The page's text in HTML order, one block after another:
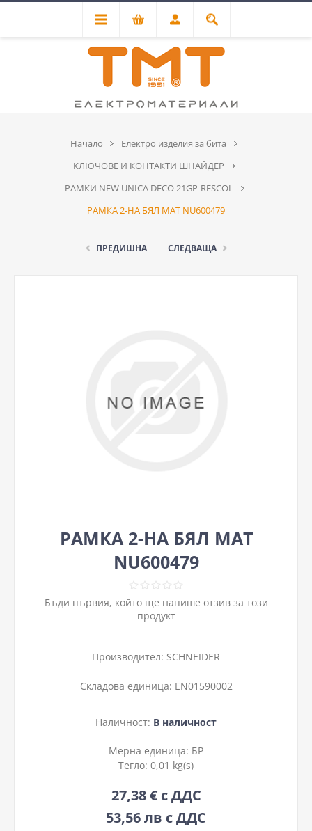
Начало
Електро изделия за бита
КЛЮЧОВЕ И КОНТАКТИ ШНАЙДЕР
РАМКИ NEW UNICA DECO 21GP-RESCOL
РАМКА 2-НА БЯЛ МАТ NU600479
ПРЕДИШНА СЛЕДВАЩА
РАМКА 2-НА БЯЛ МАТ
NU600479
Бъди първия, който ще напише отзив за този
продукт
Производител: SCHNEIDER
Складова единица: EN01590002
Наличност: В наличност
Мерна единица: БР
Тегло: 0,01 kg(s)
27,38 € с ДДС
53,56 лв с ДДС